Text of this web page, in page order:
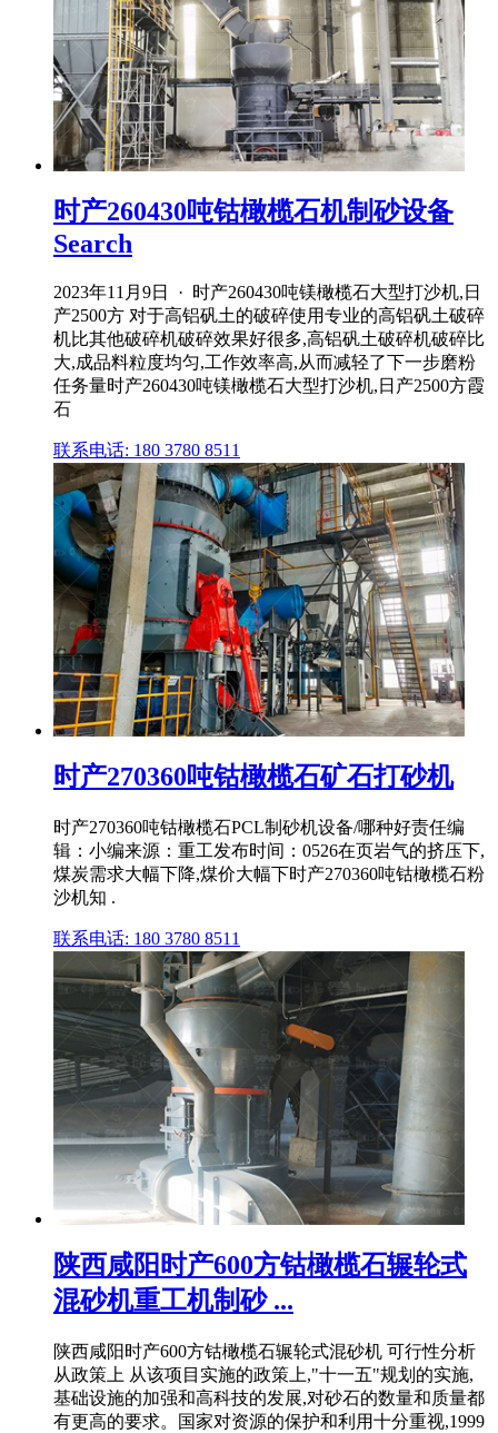
时产260430吨钴橄榄石机制砂设备
Search
2023年11月9日 · 时产260430吨镁橄榄石大型打沙机,日
产2500方 对于高铝矾土的破碎使用专业的高铝矾土破碎
机比其他破碎机破碎效果好很多,高铝矾土破碎机破碎比
大,成品料粒度均匀,工作效率高,从而减轻了下一步磨粉
任务量时产260430吨镁橄榄石大型打沙机,日产2500方霞
石
联系电话: 180 3780 8511
时产270360吨钴橄榄石矿石打砂机
时产270360吨钴橄榄石PCL制砂机设备/哪种好责任编
辑：小编来源：重工发布时间：0526在页岩气的挤压下,
煤炭需求大幅下降,煤价大幅下时产270360吨钴橄榄石粉
沙机知 .
联系电话: 180 3780 8511
陕西咸阳时产600方钴橄榄石辗轮式
混砂机重工机制砂 ...
陕西咸阳时产600方钴橄榄石辗轮式混砂机 可行性分析
从政策上 从该项目实施的政策上,"十一五"规划的实施,
基础设施的加强和高科技的发展,对砂石的数量和质量都
有更高的要求。国家对资源的保护和利用十分重视,1999